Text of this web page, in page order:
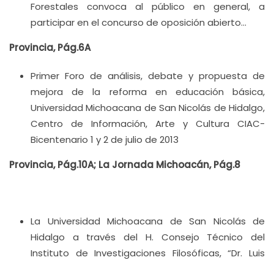
Forestales convoca al público en general, a
participar en el concurso de oposición abierto…
Provincia, Pág.6A
Primer Foro de análisis, debate y propuesta de
mejora de la reforma en educación básica,
Universidad Michoacana de San Nicolás de Hidalgo,
Centro de Información, Arte y Cultura CIAC-
Bicentenario 1 y 2 de julio de 2013
Provincia, Pág.10A; La Jornada Michoacán, Pág.8
La Universidad Michoacana de San Nicolás de
Hidalgo a través del H. Consejo Técnico del
Instituto de Investigaciones Filosóficas, “Dr. Luis